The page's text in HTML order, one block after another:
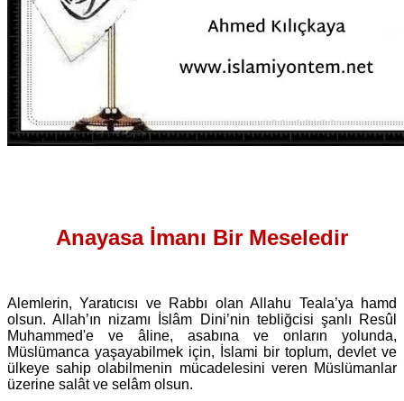
Anayasa İmanı Bir Meseledir
Alemlerin, Yaratıcısı ve Rabbı olan Allahu Teala’ya hamd
olsun. Allah’ın nizamı İslâm Dini’nin tebliğcisi şanlı Resûl
Muhammed'e ve âline, asabına ve onların yolunda,
Müslümanca yaşayabilmek için, İslami bir toplum, devlet ve
ülkeye sahip olabilmenin mücadelesini veren Müslümanlar
üzerine salât ve selâm olsun.